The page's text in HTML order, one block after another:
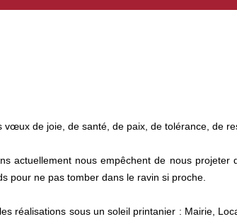
vœux de joie, de santé, de paix, de tolérance, de
actuellement nous empêchent de nous
pour ne pas tomber dans le ravin si proche.
réalisations sous un soleil printanier : Mairie,